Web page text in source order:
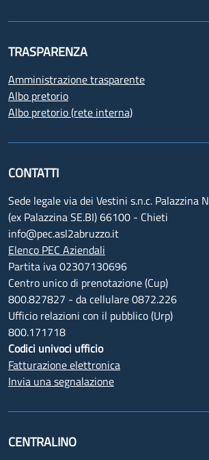
TRASPARENZA
Amministrazione trasparente
Albo pretorio
Albo pretorio (rete interna)
CONTATTI
Sede legale via dei Vestini s.n.c. Palazzina N
(ex Palazzina SE.BI) 66100 - Chieti
info@pec.asl2abruzzo.it
Elenco PEC Aziendali
Partita iva 02307130696
Centro unico di prenotazione (Cup)
800.827827 - da cellulare 0872.226
Ufficio relazioni con il pubblico (Urp)
800.171718
Codici univoci ufficio
Fatturazione elettronica
Invia una segnalazione
CENTRALINO